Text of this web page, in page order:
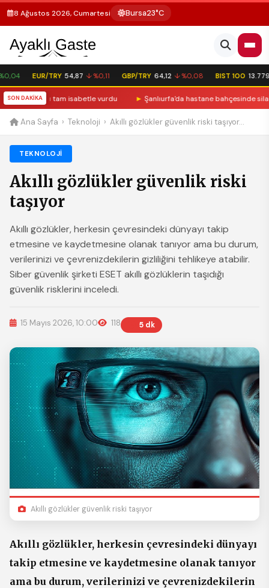
8 Ağustos 2026, Cumartesi Bursa23°C
EUR/TRY 54,87 ↓ %0,11 GBP/TRY 64,12 ↓ %0,08 BIST 100
SON DAKİKA
amacı tam isabetle vurdu Şanlıurfa'da hastane bahçesinde silahlı
Ana Sayfa › Teknoloji › Akıllı gözlükler güvenlik riski taşıyor...
TEKNOLOJI
Akıllı gözlükler güvenlik riski
taşıyor
Akıllı gözlükler, herkesin çevresindeki dünyayı takip
etmesine ve kaydetmesine olanak tanıyor ama bu durum,
verilerinizi ve çevrenizdekilerin gizliliğini tehlikeye atabilir.
Siber güvenlik şirketi ESET akıllı gözlüklerin taşıdığı
güvenlik risklerini inceledi.
15 Mayıs 2026, 10:00 118 5 dk
Akıllı gözlükler güvenlik riski taşıyor
Akıllı gözlükler, herkesin çevresindeki dünyayı
takip etmesine ve kaydetmesine olanak tanıyor
ama bu durum, verilerinizi ve çevrenizdekilerin